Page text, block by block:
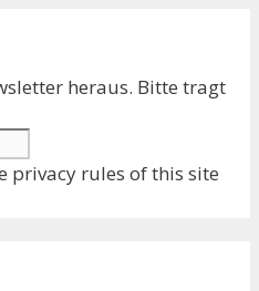
heraus. Bitte tragt
privacy rules of this site